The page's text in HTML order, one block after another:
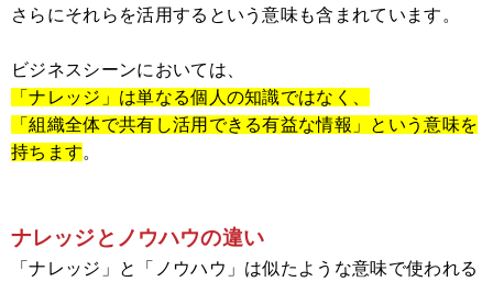
さらにそれらを活用するという意味も含まれています。
ビジネスシーンにおいては、
「ナレッジ」は単なる個人の知識ではなく、
「組織全体で共有し活用できる有益な情報」という意味を
持ちます。
ナレッジとノウハウの違い
「ナレッジ」と「ノウハウ」は似たような意味で使われる